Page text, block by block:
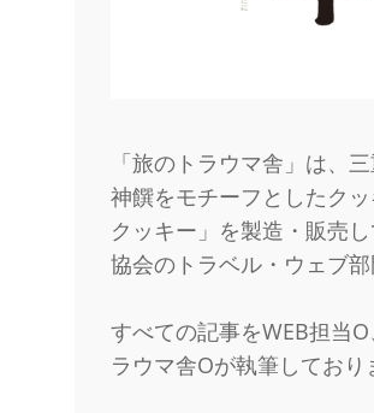
「旅のトラウマ舎」は、
神饌をモチーフとしたク
クッキー」を製造・販売
協会のトラベル・ウェブ部
すべての記事をWEB担当
ラウマ舎Oが執筆しており